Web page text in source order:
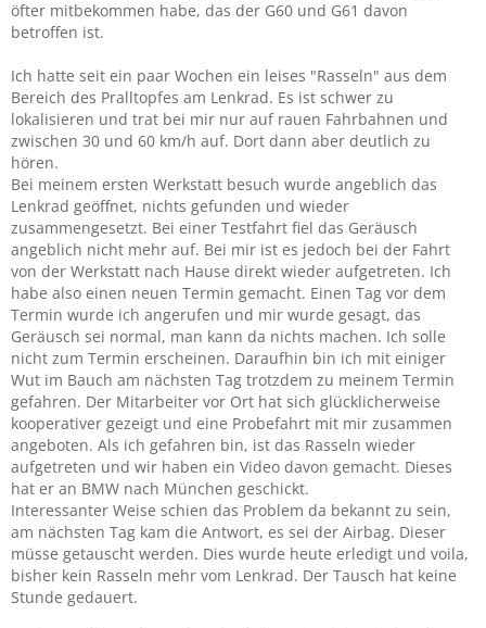
öfter mitbekommen habe, das der G60 und G61 davon
betroffen ist.
Ich hatte seit ein paar Wochen ein leises "Rasseln" aus dem
Bereich des Pralltopfes am Lenkrad. Es ist schwer zu
lokalisieren und trat bei mir nur auf rauen Fahrbahnen und
zwischen 30 und 60 km/h auf. Dort dann aber deutlich zu
hören.
Bei meinem ersten Werkstatt besuch wurde angeblich das
Lenkrad geöffnet, nichts gefunden und wieder
zusammengesetzt. Bei einer Testfahrt fiel das Geräusch
angeblich nicht mehr auf. Bei mir ist es jedoch bei der Fahrt
von der Werkstatt nach Hause direkt wieder aufgetreten. Ich
habe also einen neuen Termin gemacht. Einen Tag vor dem
Termin wurde ich angerufen und mir wurde gesagt, das
Geräusch sei normal, man kann da nichts machen. Ich solle
nicht zum Termin erscheinen. Daraufhin bin ich mit einiger
Wut im Bauch am nächsten Tag trotzdem zu meinem Termin
gefahren. Der Mitarbeiter vor Ort hat sich glücklicherweise
kooperativer gezeigt und eine Probefahrt mit mir zusammen
angeboten. Als ich gefahren bin, ist das Rasseln wieder
aufgetreten und wir haben ein Video davon gemacht. Dieses
hat er an BMW nach München geschickt.
Interessanter Weise schien das Problem da bekannt zu sein,
am nächsten Tag kam die Antwort, es sei der Airbag. Dieser
müsse getauscht werden. Dies wurde heute erledigt und voila,
bisher kein Rasseln mehr vom Lenkrad. Der Tausch hat keine
Stunde gedauert.